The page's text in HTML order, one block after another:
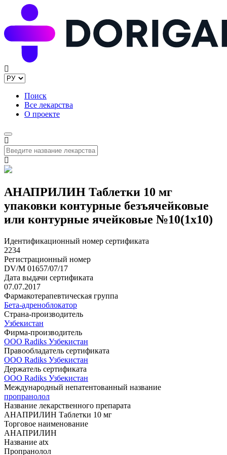
Поиск
Все лекарства
О проекте
АНАПРИЛИН Таблетки 10 мг
упаковки контурные безъячейковые
или контурные ячейковые №10(1x10)
Идентификационный номер сертификата
2234
Регистрационный номер
DV/M 01657/07/17
Дата выдачи сертификата
07.07.2017
Фармакотерапевтическая группа
Бета-адреноблокатор
Страна-производитель
Узбекистан
Фирма-производитель
ООО Radiks Узбекистан
Правообладатель сертификата
ООО Radiks Узбекистан
Держатель сертификата
ООО Radiks Узбекистан
Международный непатентованный название
пропранолол
Название лекарственного препарата
АНАПРИЛИН Таблетки 10 мг
Торговое наименование
АНАПРИЛИН
Название atx
Пропранолол